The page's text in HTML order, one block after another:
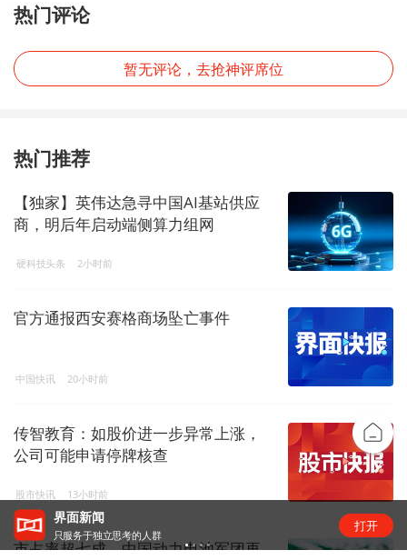
热门评论
暂无评论，去抢神评席位
热门推荐
【独家】英伟达急寻中国AI基站供应
商，明后年启动端侧算力组网
硬科技头条 2小时前
官方通报西安赛格商场坠亡事件
中国快讯 20小时前
传智教育：如股价进一步异常上涨，
公司可能申请停牌核查
股市快讯 13小时前
市占率超七成，中国动力电池军团再
“锂业双雄”净利齐翻番，扣非净利却呈“冷暖”两
级
打开